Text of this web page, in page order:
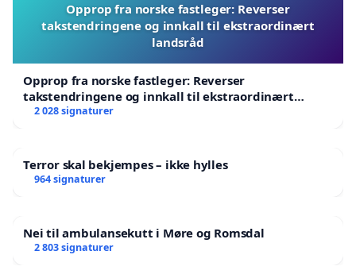
Opprop fra norske fastleger: Reverser
takstendringene og innkall til ekstraordinært
landsråd
Opprop fra norske fastleger: Reverser
takstendringene og innkall til ekstraordinært
landsråd
2 028 signaturer
Terror skal bekjempes – ikke hylles
964 signaturer
Nei til ambulansekutt i Møre og Romsdal
2 803 signaturer